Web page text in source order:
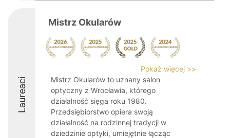
Laureaci
Mistrz Okularów
Pokaż więcej >>
Mistrz Okularów to uznany salon
optyczny z Wrocławia, którego
działalność sięga roku 1980.
Przedsiębiorstwo opiera swoją
działalność na rodzinnej tradycji w
dziedzinie optyki, umiejętnie łącząc